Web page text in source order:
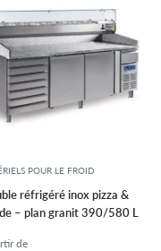
POUR LE FROID
réfrigéré inox pizza &
– plan granit 390/580 L
de